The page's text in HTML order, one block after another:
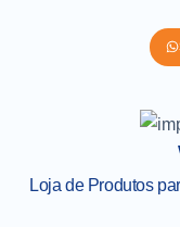
Loja de Produtos